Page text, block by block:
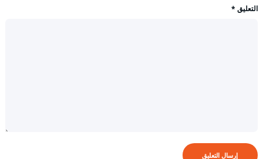
التعليق *